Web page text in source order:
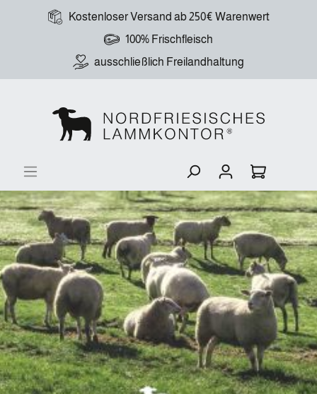
Kostenloser Versand ab 250€ Warenwert
100% Frischfleisch
ausschließlich Freilandhaltung